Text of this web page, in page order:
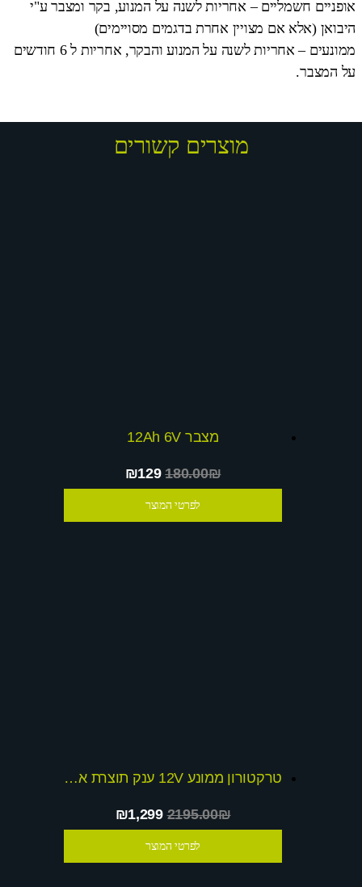
אופניים חשמליים – אחריות לשנה על המנוע, בקר ומצבר ע"י
היבואן (אלא אם מצויין אחרת בדגמים מסויימים)
ממונעים – אחריות לשנה על המנוע והבקר, אחריות ל 6 חודשים
על המצבר.
מוצרים קשורים
מצבר 12Ah 6V
₪129180.00₪
לפרטי המוצר
טרקטורון ממונע 12V ענק תוצרת אינגסה ספרד + שובר הנחה
₪1,2992195.00₪
לפרטי המוצר